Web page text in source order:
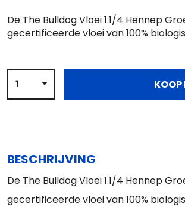
De The Bulldog Vloei 1.1/4 Hennep
gecertificeerde vloei van 100%
KOOP
BESCHRIJVING
De The Bulldog Vloei 1.1/4 Hennep
gecertificeerde vloei van 100%